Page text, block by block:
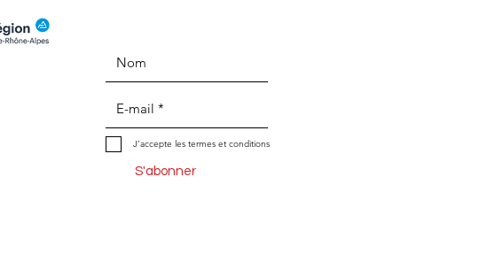
J’accepte les termes et conditions
S'abonner